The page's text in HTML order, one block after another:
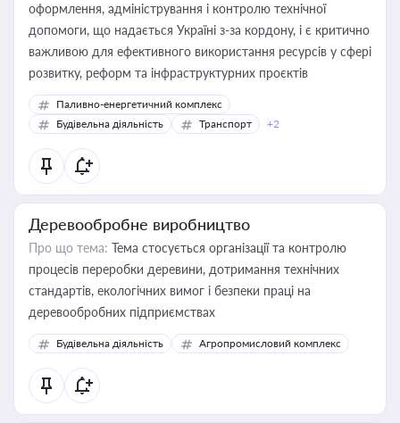
оформлення, адміністрування і контролю технічної
допомоги, що надається Україні з-за кордону, і є критично
важливою для ефективного використання ресурсів у сфері
розвитку, реформ та інфраструктурних проєктів
Паливно-енергетичний комплекс
Будівельна діяльність
Транспорт +2
Деревообробне виробництво
Про що тема: Тема стосується організації та контролю
процесів переробки деревини, дотримання технічних
стандартів, екологічних вимог і безпеки праці на
деревообробних підприємствах
Будівельна діяльність Агропромисловий комплекс